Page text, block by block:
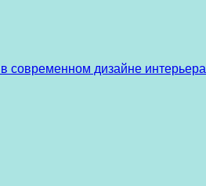
дизайне интерьера